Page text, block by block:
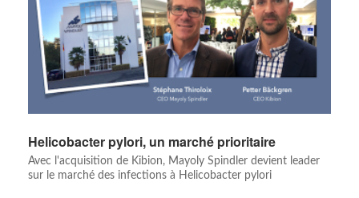
Helicobacter pylori, un marché prioritaire
Avec l'acquisition de Kibion, Mayoly Spindler devient leader
sur le marché des infections à Helicobacter pylori